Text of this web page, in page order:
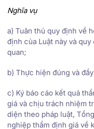
Nghĩa vụ
a) Tuân thủ quy định về
định của Luật này và
quan;
b) Thực hiện đúng và
c) Ký báo cáo kết quả
giá và chịu trách nhiệm
diện theo pháp luật,
nghiệp thẩm định giá về